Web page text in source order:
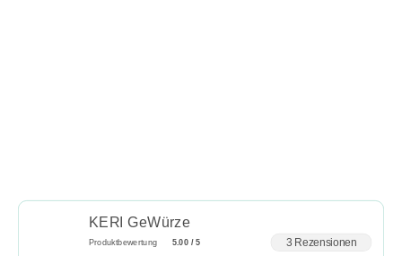
KERI GeWürze
Produktbewertung 5.00 / 5 3 Rezensionen